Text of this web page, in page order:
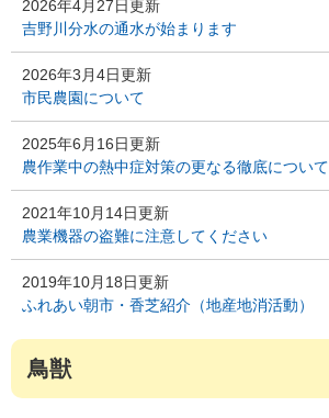
2026年4月27日更新
吉野川分水の通水が始まります
2026年3月4日更新
市民農園について
2025年6月16日更新
農作業中の熱中症対策の更なる徹底について
2021年10月14日更新
農業機器の盗難に注意してください
2019年10月18日更新
ふれあい朝市・香芝紹介（地産地消活動）
鳥獣